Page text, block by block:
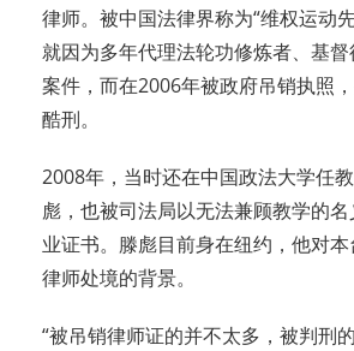
律师。被中国法律界称为“维权运动
就因为多年代理法轮功修炼者、基
案件，而在2006年被政府吊销执照
酷刑。
2008年，当时还在中国政法大学任
彪，也被司法局以无法兼顾教学的
业证书。滕彪目前身在纽约，他对
律师处境的背景。
“被吊销律师证的并不太多，被判刑